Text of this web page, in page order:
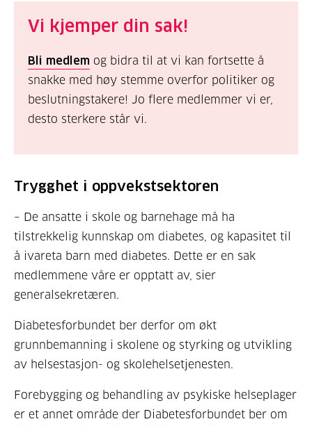
Vi kjemper din sak!
Bli medlem og bidra til at vi kan fortsette å
snakke med høy stemme overfor politiker og
beslutningstakere! Jo flere medlemmer vi er,
desto sterkere står vi.
Trygghet i oppvekstsektoren
– De ansatte i skole og barnehage må ha
tilstrekkelig kunnskap om diabetes, og kapasitet til
å ivareta barn med diabetes. Dette er en sak
medlemmene våre er opptatt av, sier
generalsekretæren.
Diabetesforbundet ber derfor om økt
grunnbemanning i skolene og styrking og utvikling
av helsestasjon- og skolehelsetjenesten.
Forebygging og behandling av psykiske helseplager
er et annet område der Diabetesforbundet ber om